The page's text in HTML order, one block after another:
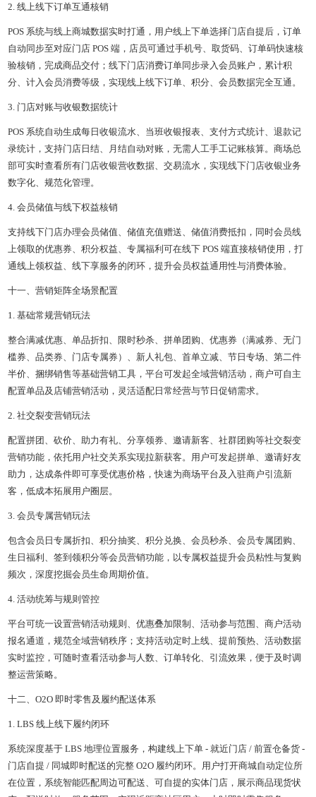
2. 线上线下订单互通核销
POS 系统与线上商城数据实时打通，用户线上下单选择门店自提后，订单
自动同步至对应门店 POS 端，店员可通过手机号、取货码、订单码快速核
验核销，完成商品交付；线下门店消费订单同步录入会员账户，累计积
分、计入会员消费等级，实现线上线下订单、积分、会员数据完全互通。
3. 门店对账与收银数据统计
POS 系统自动生成每日收银流水、当班收银报表、支付方式统计、退款记
录统计，支持门店日结、月结自动对账，无需人工手工记账核算。商场总
部可实时查看所有门店收银营收数据、交易流水，实现线下门店收银业务
数字化、规范化管理。
4. 会员储值与线下权益核销
支持线下门店办理会员储值、储值充值赠送、储值消费抵扣，同时会员线
上领取的优惠券、积分权益、专属福利可在线下 POS 端直接核销使用，打
通线上领权益、线下享服务的闭环，提升会员权益通用性与消费体验。
十一、营销矩阵全场景配置
1. 基础常规营销玩法
整合满减优惠、单品折扣、限时秒杀、拼单团购、优惠券（满减券、无门
槛券、品类券、门店专属券）、新人礼包、首单立减、节日专场、第二件
半价、捆绑销售等基础营销工具，平台可发起全域营销活动，商户可自主
配置单品及店铺营销活动，灵活适配日常经营与节日促销需求。
2. 社交裂变营销玩法
配置拼团、砍价、助力有礼、分享领券、邀请新客、社群团购等社交裂变
营销功能，依托用户社交关系实现拉新获客。用户可发起拼单、邀请好友
助力，达成条件即可享受优惠价格，快速为商场平台及入驻商户引流新
客，低成本拓展用户圈层。
3. 会员专属营销玩法
包含会员日专属折扣、积分抽奖、积分兑换、会员秒杀、会员专属团购、
生日福利、签到领积分等会员营销功能，以专属权益提升会员粘性与复购
频次，深度挖掘会员生命周期价值。
4. 活动统筹与规则管控
平台可统一设置营销活动规则、优惠叠加限制、活动参与范围、商户活动
报名通道，规范全域营销秩序；支持活动定时上线、提前预热、活动数据
实时监控，可随时查看活动参与人数、订单转化、引流效果，便于及时调
整运营策略。
十二、O2O 即时零售及履约配送体系
1. LBS 线上线下履约闭环
系统深度基于 LBS 地理位置服务，构建线上下单 - 就近门店 / 前置仓备货 -
门店自提 / 同城即时配送的完整 O2O 履约闭环。用户打开商城自动定位所
在位置，系统智能匹配周边可配送、可自提的实体门店，展示商品现货状